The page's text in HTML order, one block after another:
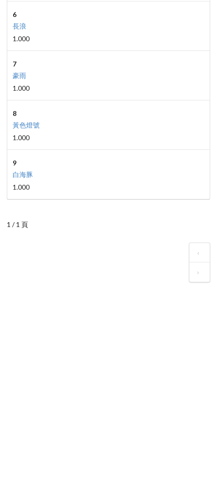
6
長浪
1.000
7
豪雨
1.000
8
黃色燈號
1.000
9
白海豚
1.000
1 / 1 頁
‹
›